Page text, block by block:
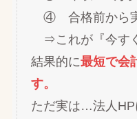
④ 合格前から実
⇒これが『今す
結果的に最短で会
す。
ただ実は…法人HP